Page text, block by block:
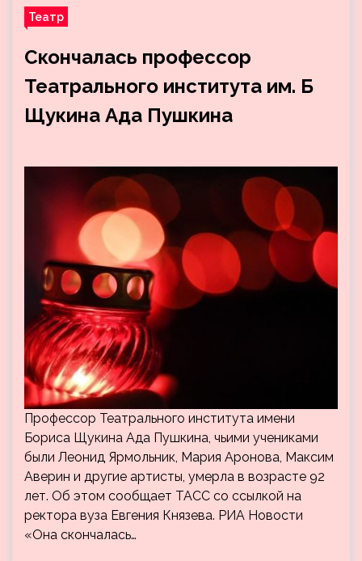
Театр
Скончалась профессор
Театрального института им. Б
Щукина Ада Пушкина
Профессор Театрального института имени
Бориса Щукина Ада Пушкина, чьими учениками
были Леонид Ярмольник, Мария Аронова, Максим
Аверин и другие артисты, умерла в возрасте 92
лет. Об этом сообщает ТАСС со ссылкой на
ректора вуза Евгения Князева. РИА Новости
«Она скончалась…